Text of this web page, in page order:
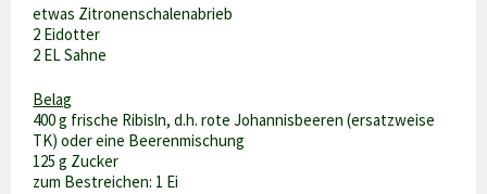
etwas Zitronenschalenabrieb
2 Eidotter
2 EL Sahne
Belag
400 g frische Ribisln, d.h. rote Johannisbeeren (ersatzweise
TK) oder eine Beerenmischung
125 g Zucker
zum Bestreichen: 1 Ei